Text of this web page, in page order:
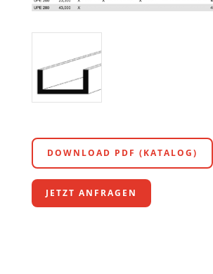
DOWNLOAD PDF (KATALOG)
JETZT ANFRAGEN